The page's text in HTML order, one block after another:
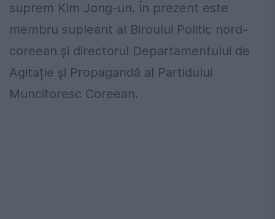
suprem Kim Jong-un. În prezent este
membru supleant al Biroului Politic nord-
coreean și directorul Departamentului de
Agitație și Propagandă al Partidului
Muncitoresc Coreean.